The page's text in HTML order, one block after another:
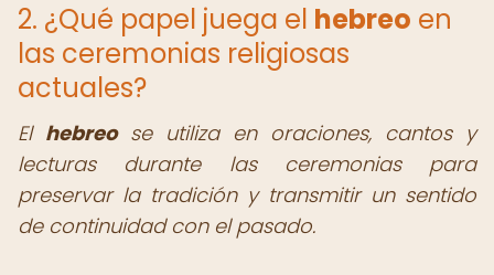
2. ¿Qué papel juega el hebreo en
las ceremonias religiosas
actuales?
El hebreose utiliza en oraciones, cantos y
lecturas durante las ceremonias para
preservar la tradición y transmitir un sentido
de continuidad con el pasado.